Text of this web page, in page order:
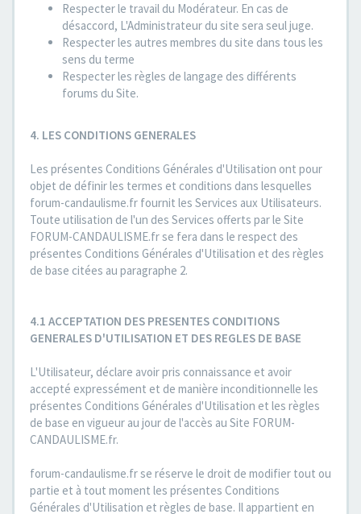
Respecter le travail du Modérateur. En cas de
désaccord, L'Administrateur du site sera seul juge.
Respecter les autres membres du site dans tous les
sens du terme
Respecter les règles de langage des différents
forums du Site.
4. LES CONDITIONS GENERALES
Les présentes Conditions Générales d'Utilisation ont pour
objet de définir les termes et conditions dans lesquelles
forum-candaulisme.fr fournit les Services aux Utilisateurs.
Toute utilisation de l'un des Services offerts par le Site
FORUM-CANDAULISME.fr se fera dans le respect des
présentes Conditions Générales d'Utilisation et des règles
de base citées au paragraphe 2.
4.1 ACCEPTATION DES PRESENTES CONDITIONS
GENERALES D'UTILISATION ET DES REGLES DE BASE
L'Utilisateur, déclare avoir pris connaissance et avoir
accepté expressément et de manière inconditionnelle les
présentes Conditions Générales d'Utilisation et les règles
de base en vigueur au jour de l'accès au Site FORUM-
CANDAULISME.fr.
forum-candaulisme.fr se réserve le droit de modifier tout ou
partie et à tout moment les présentes Conditions
Générales d'Utilisation et règles de base. Il appartient en